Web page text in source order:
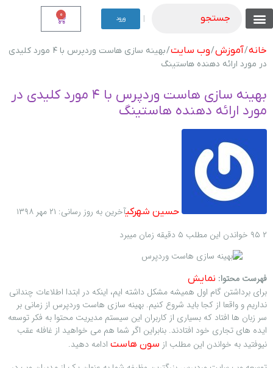
جستجو ورود
0
خانه/آموزش/وب سایت
/ بهینه سازی هاست وردپرس با ۴ مورد کلیدی
در مورد ارائه دهنده هاستینگ
بهینه سازی هاست وردپرس با ۴ مورد کلیدی در
مورد ارائه دهنده هاستینگ
حسین شهرکیآخرین به روز رسانی: ۲۱ مهر ۱۳۹۸
۲
خواندن این مطلب ۵ دقیقه زمان میبرد
فهرست محتوا: نمایش
برای برداشتن گام اول همیشه مشکل داشته ایم، اینکه در ابتدا اطلاعات چندانی
نداریم و واقعا از کجا باید شروع کنیم. بهینه سازی هاست وردپرس از زمانی بر
سر زبان ها افتاد که بسیاری از کاربران این سیستم مدیریت محتوا به فکر توسعه
ایده های تجاری خود افتادند. بنابراین اگر شما هم می خواهید از غافله عقب
نیوفتید به خواندن این مطلب از سون هاست ادامه دهید.